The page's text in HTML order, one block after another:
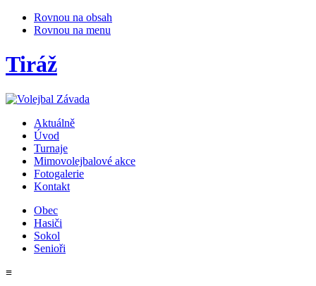
Rovnou na obsah
Rovnou na menu
Tiráž
Aktuálně
Úvod
Turnaje
Mimovolejbalové akce
Fotogalerie
Kontakt
Obec
Hasiči
Sokol
Senioři
≡